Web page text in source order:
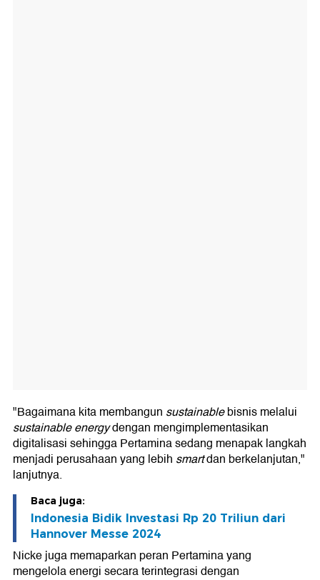
"Bagaimana kita membangun sustainablebisnis melalui
sustainableenergydengan mengimplementasikan
digitalisasi sehingga Pertamina sedang menapak langkah
menjadi perusahaan yang lebih smartdan berkelanjutan,"
lanjutnya.
Baca juga:
Indonesia Bidik Investasi Rp 20 Triliun dari
Hannover Messe 2024
Nicke juga memaparkan peran Pertamina yang
mengelola energi secara terintegrasi dengan